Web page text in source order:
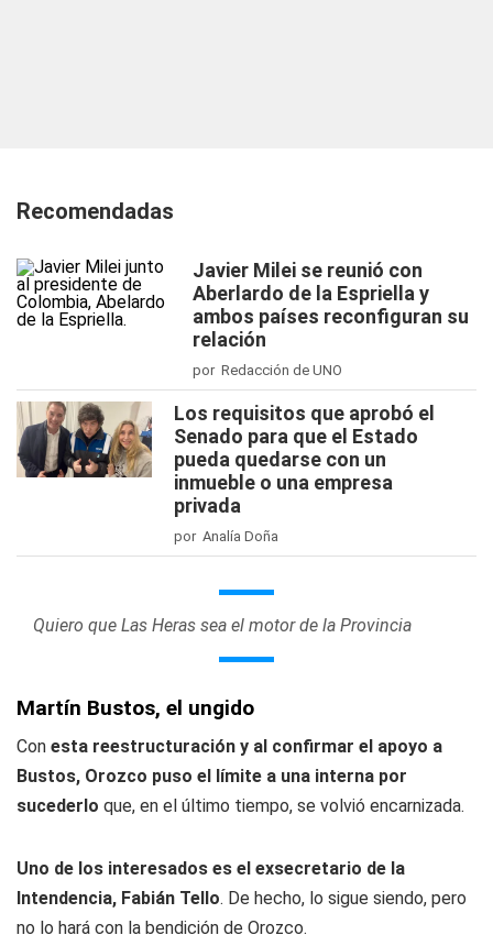
Recomendadas
Javier Milei se reunió con
Aberlardo de la Espriella y
ambos países reconfiguran su
relación
por Redacción de UNO
Los requisitos que aprobó el
Senado para que el Estado
pueda quedarse con un
inmueble o una empresa
privada
por Analía Doña
Quiero que Las Heras sea el motor de la Provincia
Martín Bustos, el ungido
Con esta reestructuración y al confirmar el apoyo a
Bustos, Orozco puso el límite a una interna por
sucederlo que, en el último tiempo, se volvió encarnizada.
Uno de los interesados es el exsecretario de la
Intendencia, Fabián Tello. De hecho, lo sigue siendo, pero
no lo hará con la bendición de Orozco.